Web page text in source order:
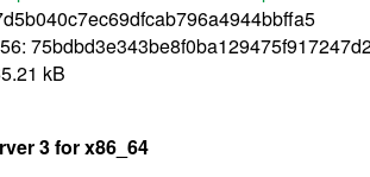
kB
3 for x86_64